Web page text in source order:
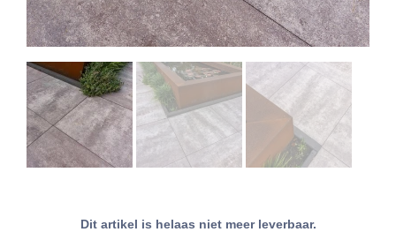
Dit artikel is helaas niet meer leverbaar.